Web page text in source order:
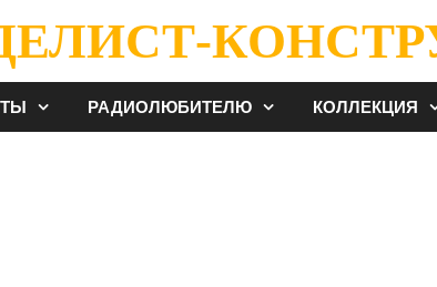
РАДИОЛЮБИТЕЛЮ КОЛЛЕКЦИЯ